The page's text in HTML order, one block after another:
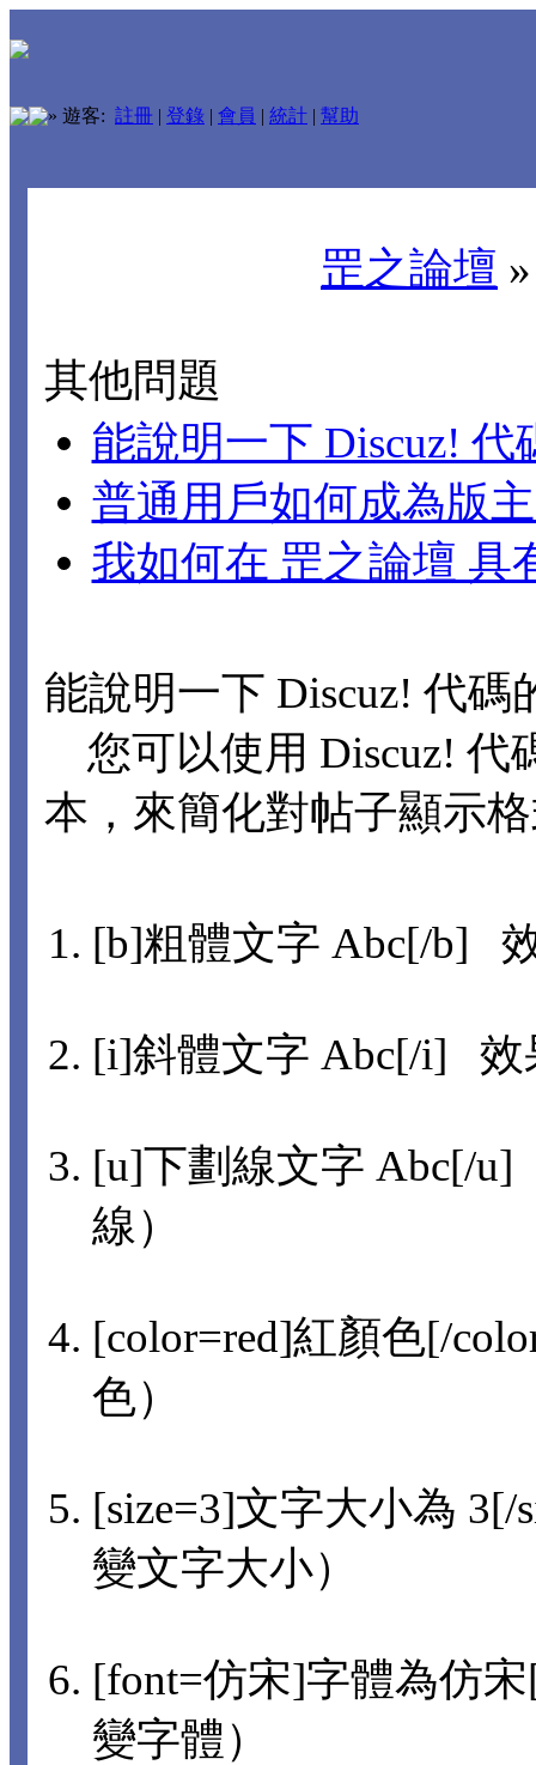
» 遊客: 註冊 | 登錄 | 會員 | 統計 | 幫助
罡之論壇
其他問題
能說明一下 Discuz! 代
普通用戶如何成為版
我如何在 罡之論壇 具
能說明一下 Discuz! 代碼
您可以使用 Discuz! 代
本，來簡化對帖子顯示
[b]粗體文字 Abc[/b]
[i]斜體文字 Abc[/i] 效
[u]下劃線文字 Abc[/
線）
[color=red]紅顏色[/
色）
[size=3]文字大小為
變文字大小）
[font=仿宋]字體為仿
變字體）